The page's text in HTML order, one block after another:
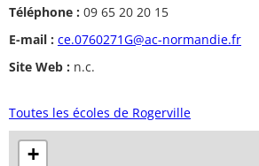
Téléphone : 09 65 20 20 15
E-mail : ce.0760271G@ac-normandie.fr
Site Web : n.c.
Toutes les écoles de Rogerville
+